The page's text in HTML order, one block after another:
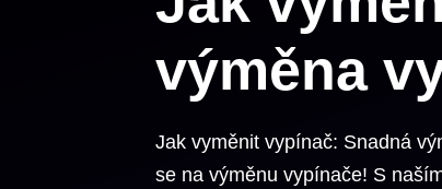
výměna
Jak vyměnit vypínač: Snadná
se na výměnu vypínače! S